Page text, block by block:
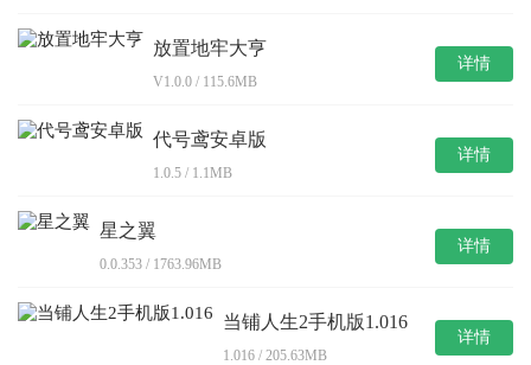
放置地牢大亨
V1.0.0 / 115.6MB
详情
代号鸢安卓版
1.0.5 / 1.1MB
详情
星之翼
0.0.353 / 1763.96MB
详情
当铺人生2手机版1.016
1.016 / 205.63MB
详情